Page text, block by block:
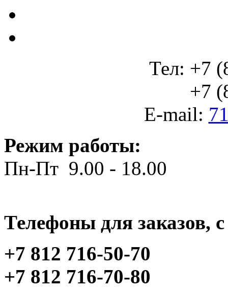
Тел: +7
+7
E-mail:
Режим работы:
Пн-Пт 9.00 - 18.00
Телефоны для заказов,
+7 812 716-50-70
+7 812 716-70-80